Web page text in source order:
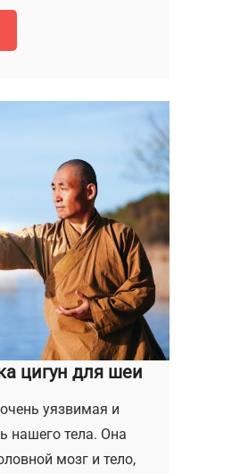
цигун для шеи
уязвимая и
нашего тела. Она
мозг и тело,